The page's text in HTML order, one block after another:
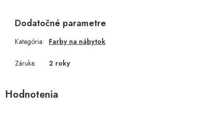
Dodatočné parametre
Kategória: Farby na nábytok
Záruka: 2 roky